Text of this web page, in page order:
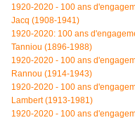
1920-2020 - 100 ans
Jacq (1908-1941)
1920-2020: 100 ans
Tanniou (1896-1988)
1920-2020 - 100 ans
Rannou (1914-1943)
1920-2020 - 100 ans
Lambert (1913-1981)
1920-2020 - 100 ans